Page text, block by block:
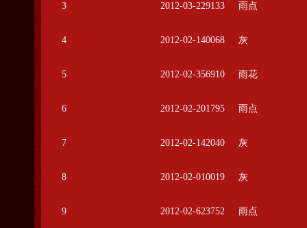
3 2012-03-229133 雨点
4 2012-02-140068 灰
5 2012-02-356910 雨花
6 2012-02-201795 雨点
7 2012-02-142040 灰
8 2012-02-010019 灰
9 2012-02-623752 雨点